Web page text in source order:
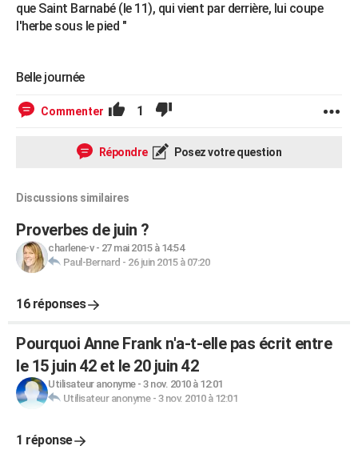
que Saint Barnabé (le 11), qui vient par derrière, lui coupe
l'herbe sous le pied "
Belle journée
Commenter 1
Répondre Posez votre question
Discussions similaires
Proverbes de juin ?
charlene-v- 27 mai 2015 à 14:54
Paul-Bernard - 26 juin 2015 à 07:20
16 réponses
Pourquoi Anne Frank n'a-t-elle pas écrit entre
le 15 juin 42 et le 20 juin 42
Utilisateur anonyme- 3 nov. 2010 à 12:01
Utilisateur anonyme- 3 nov. 2010 à 12:01
1 réponse